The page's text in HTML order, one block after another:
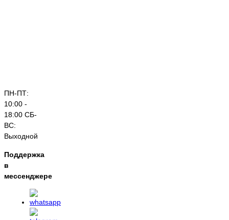
ПН-ПТ:
10:00 -
18:00 СБ-
ВС:
Выходной
Поддержка
в
мессенджере